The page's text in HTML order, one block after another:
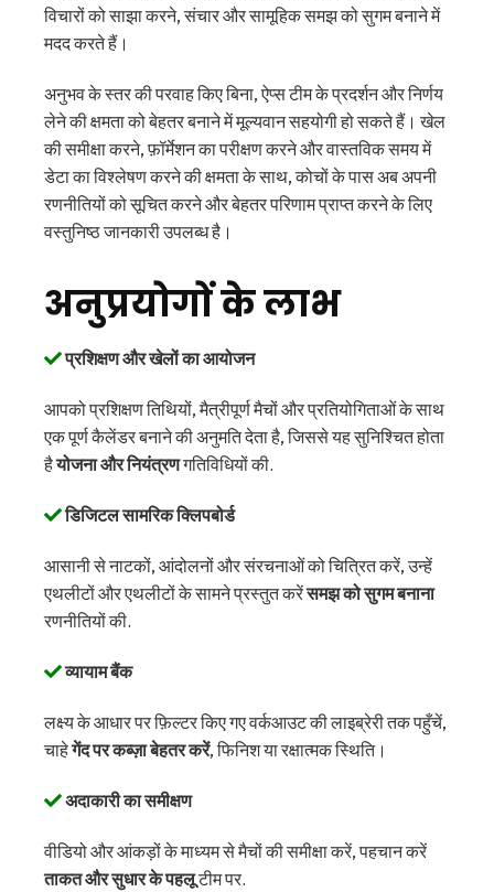
विचारों को साझा करने, संचार और सामूहिक समझ को सुगम बनाने में
मदद करते हैं।
अनुभव के स्तर की परवाह किए बिना, ऐप्स टीम के प्रदर्शन और निर्णय
लेने की क्षमता को बेहतर बनाने में मूल्यवान सहयोगी हो सकते हैं। खेल
की समीक्षा करने, फ़ॉर्मेशन का परीक्षण करने और वास्तविक समय में
डेटा का विश्लेषण करने की क्षमता के साथ, कोचों के पास अब अपनी
रणनीतियों को सूचित करने और बेहतर परिणाम प्राप्त करने के लिए
वस्तुनिष्ठ जानकारी उपलब्ध है।
अनुप्रयोगों के लाभ
प्रशिक्षण और खेलों का आयोजन
आपको प्रशिक्षण तिथियों, मैत्रीपूर्ण मैचों और प्रतियोगिताओं के साथ
एक पूर्ण कैलेंडर बनाने की अनुमति देता है, जिससे यह सुनिश्चित होता
हैयोजना और नियंत्रणगतिविधियों की.
डिजिटल सामरिक क्लिपबोर्ड
आसानी से नाटकों, आंदोलनों और संरचनाओं को चित्रित करें, उन्हें
एथलीटों और एथलीटों के सामने प्रस्तुत करेंसमझ को सुगम बनाना
रणनीतियों की.
व्यायाम बैंक
लक्ष्य के आधार पर फ़िल्टर किए गए वर्कआउट की लाइब्रेरी तक पहुँचें,
चाहेगेंद पर कब्ज़ा बेहतर करें, फिनिश या रक्षात्मक स्थिति।
अदाकारी का समीक्षण
वीडियो और आंकड़ों के माध्यम से मैचों की समीक्षा करें, पहचान करें
ताकत और सुधार के पहलूटीम पर.